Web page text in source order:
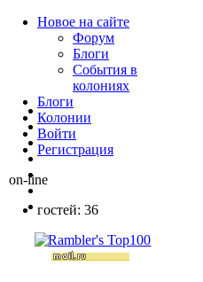
Новое на сайте
Форум
Блоги
События в
колониях
Блоги
Колонии
Войти
Peгиcтpaция
on-line
гостей: 36